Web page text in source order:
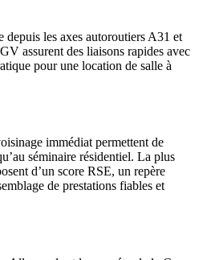
les axes autoroutiers A31 et
assurent des liaisons rapides avec
pour une location de salle à
immédiat permettent de
séminaire résidentiel. La plus
d’un score RSE, un repère
de prestations fiables et